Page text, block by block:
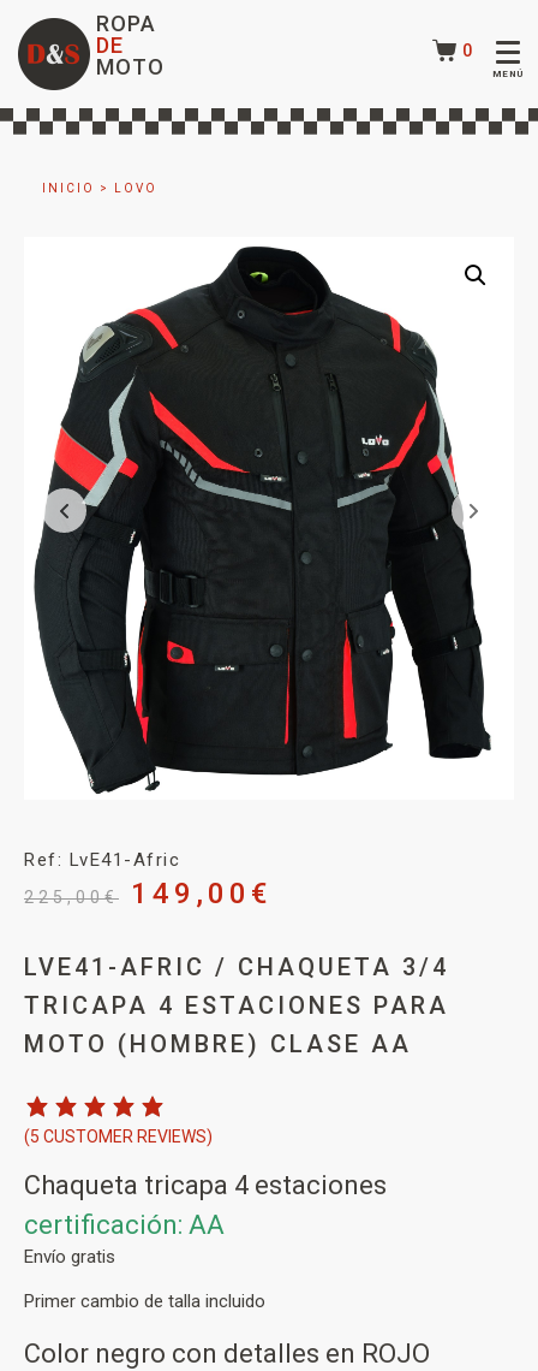
ROPA
DE
MOTO
0
INICIO > LOVO
Ref: LvE41-Afric
225,00€ 149,00 €
LVE41-AFRIC / CHAQUETA 3/4
TRICAPA 4 ESTACIONES PARA
MOTO (HOMBRE) CLASE AA
(5 CUSTOMER REVIEWS)
Chaqueta tricapa 4 estaciones
certificación: AA
Envío gratis
Primer cambio de talla incluido
Color negro con detalles en ROJO